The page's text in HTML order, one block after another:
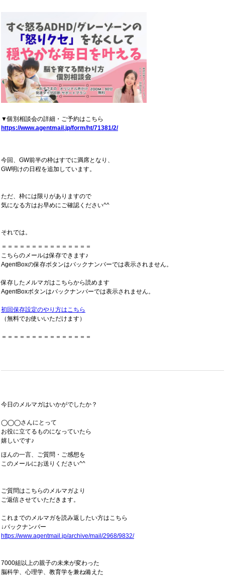
▼個別相談会の詳細・ご予約はこちら
https://www.agentmail.jp/form/ht/71381/2/
今回、GW前半の枠はすでに満席となり、
GW明けの日程を追加しています。
ただ、枠には限りがありますので
気になる方はお早めにご確認ください^^
それでは。
＝＝＝＝＝＝＝＝＝＝＝＝＝＝＝
こちらのメールは保存できます♪
AgentBoxの保存ボタンはバックナンバーでは表示されません。
保存したメルマガはこちらから読めます
AgentBoxボタンはバックナンバーでは表示されません。
初回保存設定のやり方はこちら
（無料でお使いいただけます）
＝＝＝＝＝＝＝＝＝＝＝＝＝＝＝
今日のメルマガはいかがでしたか？
◯◯◯さんにとって
お役に立てるものになっていたら
嬉しいです♪
ほんの一言、ご質問・ご感想を
このメールにお送りください^^
ご質問はこちらのメルマガより
ご返信させていただきます。
これまでのメルマガを読み返したい方はこちら
↓バックナンバー
https://www.agentmail.jp/archive/mail/2968/9832/
7000組以上の親子の未来が変わった
脳科学、心理学、教育学を兼ね備えた